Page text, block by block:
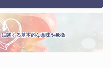
に関する基本的な意味や象徴